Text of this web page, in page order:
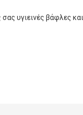
υγιεινές βάφλες